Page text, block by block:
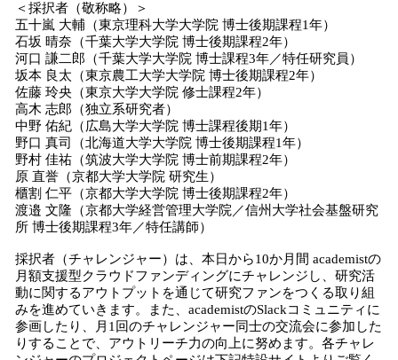
＜採択者（敬称略）＞
五十嵐 大輔（東京理科大学大学院 博士後期課程1年）
石坂 晴奈（千葉大学大学院 博士後期課程2年）
河口 謙二郎（千葉大学大学院 博士課程3年／特任研究員）
坂本 良太（東京農工大学大学院 博士後期課程2年）
佐藤 玲央（東京大学大学院 修士課程2年）
高木 志郎（独立系研究者）
中野 佑紀（広島大学大学院 博士課程後期1年）
野口 真司（北海道大学大学院 博士後期課程1年）
野村 佳祐（筑波大学大学院 博士前期課程2年）
原 直誉（京都大学大学院 研究生）
櫃割 仁平（京都大学大学院 博士後期課程2年）
渡邉 文隆（京都大学経営管理大学院／信州大学社会基盤研究
所 博士後期課程3年／特任講師）
採択者（チャレンジャー）は、本日から10か月間 academistの
月額支援型クラウドファンディングにチャレンジし、研究活
動に関するアウトプットを通じて研究ファンをつくる取り組
みを進めていきます。また、academistのSlackコミュニティに
参画したり、月1回のチャレンジャー同士の交流会に参加した
りすることで、アウトリーチ力の向上に努めます。各チャレ